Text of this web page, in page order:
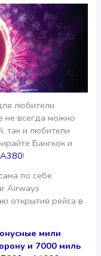
любители
не всегда можно
так и любители
Бангкок и
А380!
по себе
Airways
открытия рейса в
мили
и 7000 миль